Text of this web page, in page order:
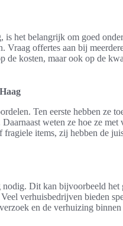
het belangrijk om goed
Vraag offertes aan bij
kosten, maar ook op de
Ten eerste hebben ze
weten ze hoe ze met
items, zij hebben de
Dit kan bijvoorbeeld
verhuisbedrijven bieden
en de verhuizing